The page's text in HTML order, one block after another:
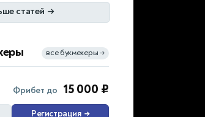
статей →
все букмекеры →
Фрибет до 15 000 ₽
Регистрация →